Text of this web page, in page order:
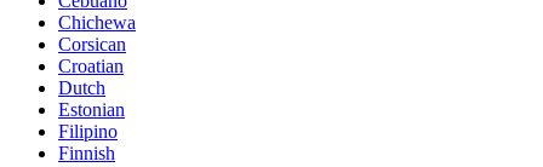
Chichewa
Corsican
Croatian
Dutch
Estonian
Filipino
Finnish